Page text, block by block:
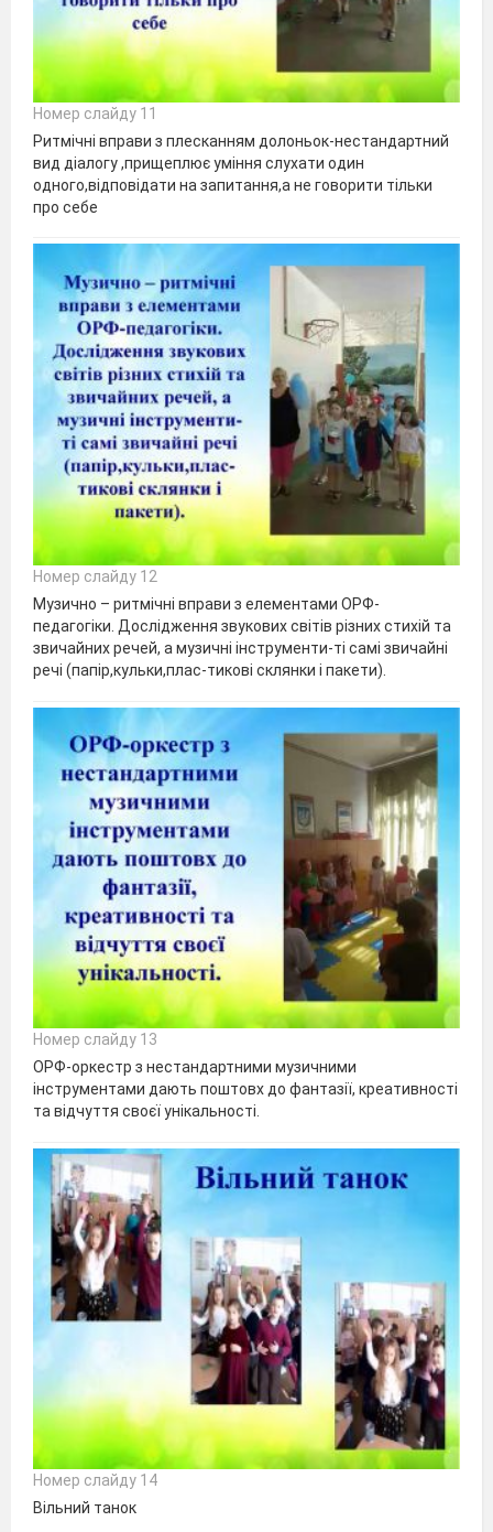
Номер слайду 11
Ритмічні вправи з плесканням долоньок-нестандартний
вид діалогу ,прищеплює уміння слухати один
одного,відповідати на запитання,а не говорити тільки
про себе
Номер слайду 12
Музично – ритмічні вправи з елементами ОРФ-
педагогіки. Дослідження звукових світів різних стихій та
звичайних речей, а музичні інструменти-ті самі звичайні
речі (папір,кульки,плас-тикові склянки і пакети).
Номер слайду 13
ОРФ-оркестр з нестандартними музичними
інструментами дають поштовх до фантазії, креативності
та відчуття своєї унікальності.
Номер слайду 14
Вільний танок